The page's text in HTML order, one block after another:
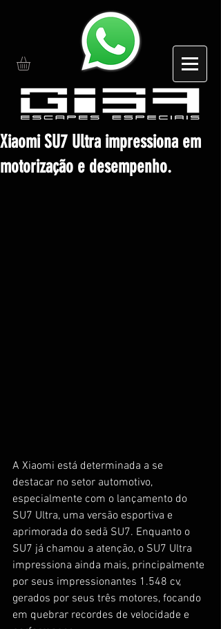
Xiaomi SU7 Ultra impressiona em
motorização e desempenho.
A Xiaomi está determinada a se
destacar no setor automotivo,
especialmente com o lançamento do
SU7 Ultra, uma versão esportiva e
aprimorada do sedã SU7. Enquanto o
SU7 já chamou a atenção, o SU7 Ultra
impressiona ainda mais, principalmente
por seus impressionantes 1.548 cv,
gerados por seus três motores, focando
em quebrar recordes de velocidade e